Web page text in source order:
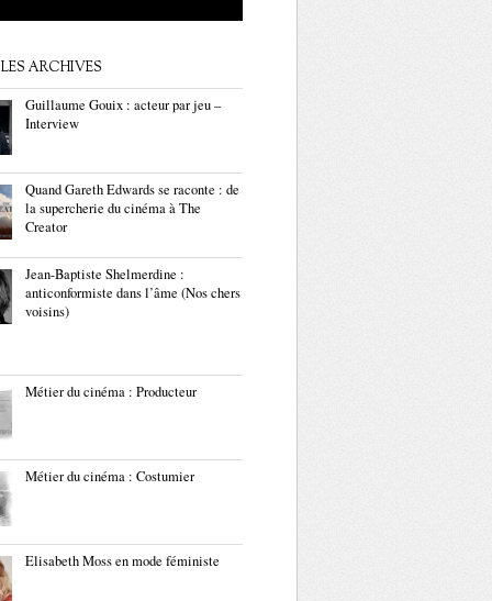
ARCHIVES
Guillaume Gouix : acteur par jeu –
Interview
Quand Gareth Edwards se raconte : de
la supercherie du cinéma à The
Creator
Jean-Baptiste Shelmerdine :
anticonformiste dans l’âme (Nos chers
voisins)
Métier du cinéma : Producteur
Métier du cinéma : Costumier
Elisabeth Moss en mode féministe